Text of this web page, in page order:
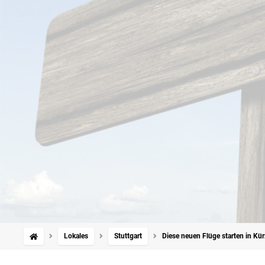
Lokales Stuttgart Diese neuen Flüge starten in